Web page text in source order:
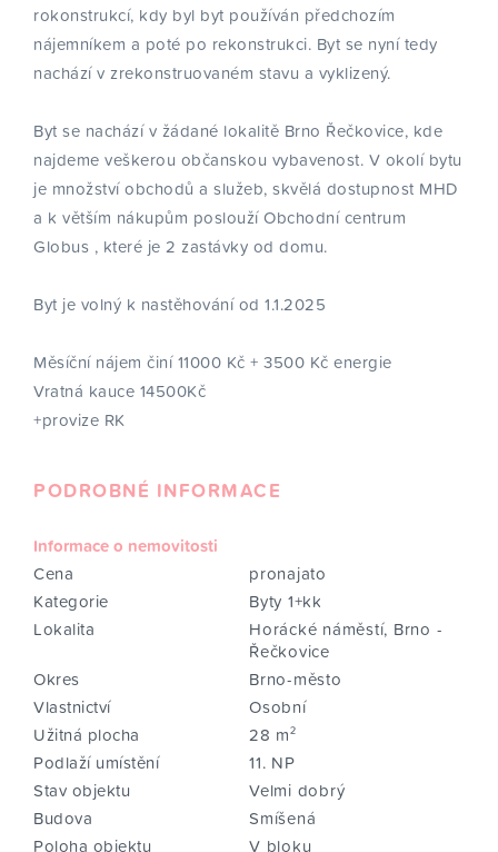
rokonstrukcí, kdy byl byt používán předchozím
nájemníkem a poté po rekonstrukci. Byt se nyní tedy
nachází v zrekonstruovaném stavu a vyklizený.
Byt se nachází v žádané lokalitě Brno Řečkovice, kde
najdeme veškerou občanskou vybavenost. V okolí bytu
je množství obchodů a služeb, skvělá dostupnost MHD
a k větším nákupům poslouží Obchodní centrum
Globus , které je 2 zastávky od domu.
Byt je volný k nastěhování od 1.1.2025
Měsíční nájem činí 11000 Kč + 3500 Kč energie
Vratná kauce 14500Kč
+provize RK
PODROBNÉ INFORMACE
Informace o nemovitosti
Cena
pronajato
Kategorie
Byty 1+kk
Lokalita
Horácké náměstí, Brno -
Řečkovice
Okres
Brno-město
Vlastnictví
Osobní
Užitná plocha
28 m²
Podlaží umístění
11. NP
Stav objektu
Velmi dobrý
Budova
Smíšená
Poloha objektu
V bloku